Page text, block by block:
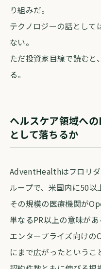
り組みだ。
テクノロジーの話として
ない。
ただ投資家目線で読むと
る。
ヘルスケア領域へ
として落ちるか
AdventHealthはフロリ
ループで、米国内に50以
その規模の医療機関が
単なるPR以上の意味があ
エンタープライズ向けの
にまで広がったというこ